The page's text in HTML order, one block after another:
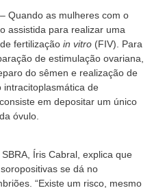
– Quando as mulheres com o
assistida para realizar uma
fertilização in vitro (FIV). Para
de estimulação ovariana,
do sêmen e realização de
intracitoplasmática de
em depositar um único
óvulo.
Íris Cabral, explica que
se dá no
“Existe um risco, mesmo